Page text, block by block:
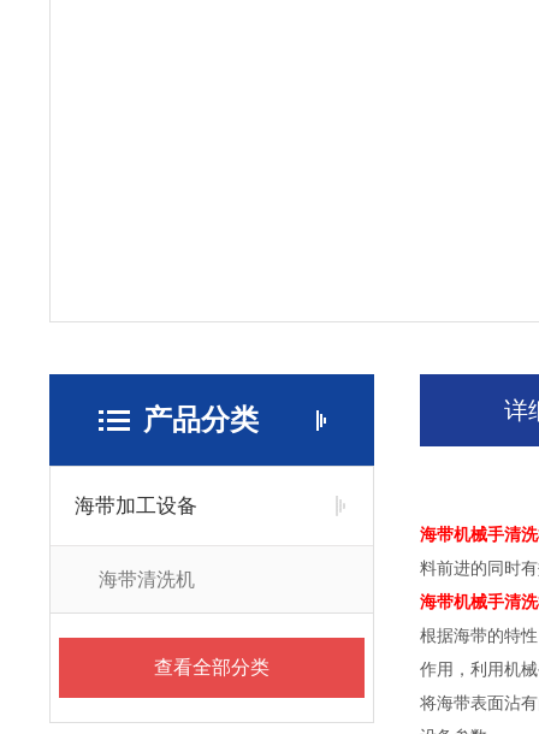
产品分类
海带加工设备
海带清洗机
查看全部分类
详
海带机械手清
料前进的同时
海带机械手清
根据海带的特
作用，利用机
将海带表面沾